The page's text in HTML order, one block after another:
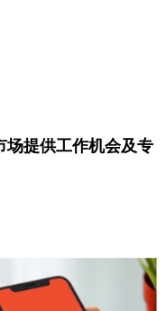
提供工作机会及专